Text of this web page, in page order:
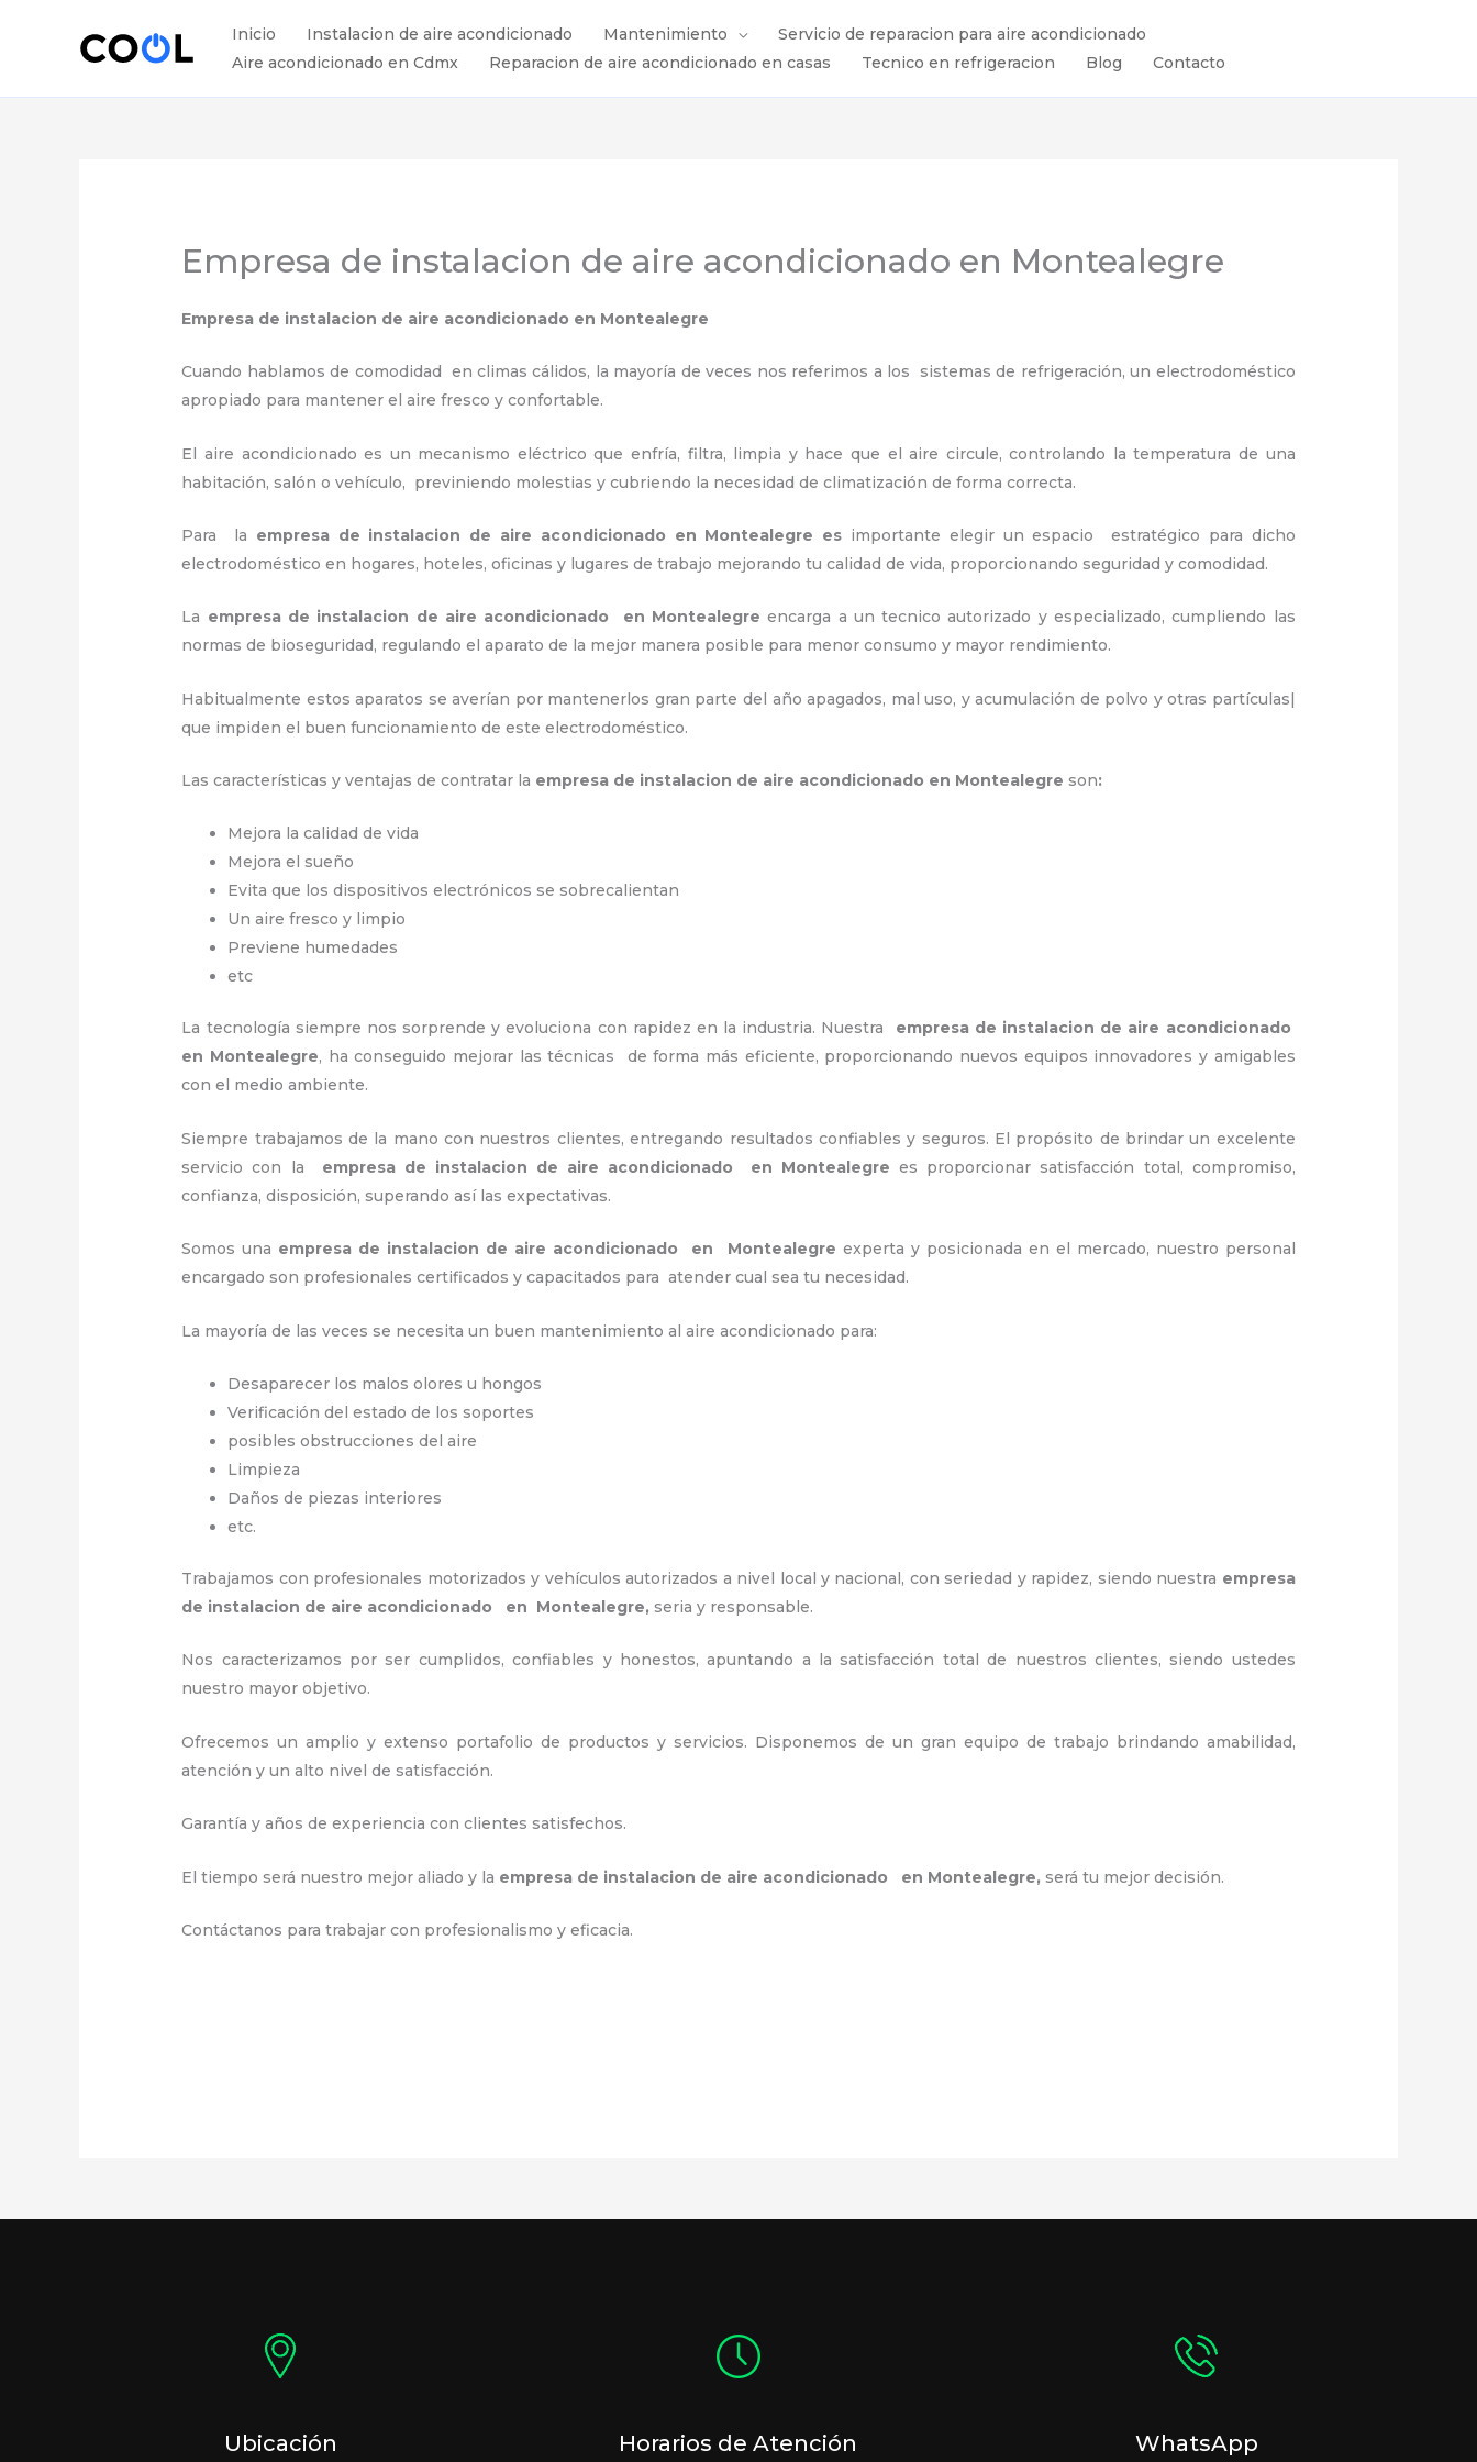
Inicio Instalacion de aire acondicionado Mantenimiento
Servicio de reparacion para aire acondicionado
Aire acondicionado en Cdmx
Reparacion de aire acondicionado en casas Tecnico en refrigeracion Blog Contacto
Empresa de instalacion de aire acondicionado en Montealegre
Empresa de instalacion de aire acondicionado en Montealegre
Cuando hablamos de comodidad en climas cálidos, la mayoría de veces nos referimos a los sistemas de refrigeración, un electrodoméstico
apropiado para mantener el aire fresco y confortable.
El aire acondicionado es un mecanismo eléctrico que enfría, filtra, limpia y hace que el aire circule, controlando la temperatura de una
habitación, salón o vehículo, previniendo molestias y cubriendo la necesidad de climatización de forma correcta.
Para la empresa de instalacion de aire acondicionado en Montealegre es importante elegir un espacio estratégico para dicho
electrodoméstico en hogares, hoteles, oficinas y lugares de trabajo mejorando tu calidad de vida, proporcionando seguridad y comodidad.
La empresa de instalacion de aire acondicionado en Montealegre encarga a un tecnico autorizado y especializado, cumpliendo las
normas de bioseguridad, regulando el aparato de la mejor manera posible para menor consumo y mayor rendimiento.
Habitualmente estos aparatos se averían por mantenerlos gran parte del año apagados, mal uso, y acumulación de polvo y otras partículas|
que impiden el buen funcionamiento de este electrodoméstico.
Las características y ventajas de contratar la empresa de instalacion de aire acondicionado en Montealegreson:
Mejora la calidad de vida
Mejora el sueño
Evita que los dispositivos electrónicos se sobrecalientan
Un aire fresco y limpio
Previene humedades
etc
La tecnología siempre nos sorprende y evoluciona con rapidez en la industria. Nuestra empresa de instalacion de aire acondicionado
en Montealegre, ha conseguido mejorar las técnicas de forma más eficiente, proporcionando nuevos equipos innovadores y amigables
con el medio ambiente.
Siempre trabajamos de la mano con nuestros clientes, entregando resultados confiables y seguros. El propósito de brindar un excelente
servicio con la empresa de instalacion de aire acondicionado en Montealegre es proporcionar satisfacción total, compromiso,
confianza, disposición, superando así las expectativas.
Somos una empresa de instalacion de aire acondicionado en Montealegre experta y posicionada en el mercado, nuestro personal
encargado son profesionales certificados y capacitados para atender cual sea tu necesidad.
La mayoría de las veces se necesita un buen mantenimiento al aire acondicionado para:
Desaparecer los malos olores u hongos
Verificación del estado de los soportes
posibles obstrucciones del aire
Limpieza
Daños de piezas interiores
etc.
Trabajamos con profesionales motorizados y vehículos autorizados a nivel local y nacional, con seriedad y rapidez, siendo nuestra empresa
de instalacion de aire acondicionado en Montealegre,seria y responsable.
Nos caracterizamos por ser cumplidos, confiables y honestos, apuntando a la satisfacción total de nuestros clientes, siendo ustedes
nuestro mayor objetivo.
Ofrecemos un amplio y extenso portafolio de productos y servicios. Disponemos de un gran equipo de trabajo brindando amabilidad,
atención y un alto nivel de satisfacción.
Garantía y años de experiencia con clientes satisfechos.
El tiempo será nuestro mejor aliado y la empresa de instalacion de aire acondicionado en Montealegre,será tu mejor decisión.
Contáctanos para trabajar con profesionalismo y eficacia.
Ubicación Horarios de Atención WhatsApp